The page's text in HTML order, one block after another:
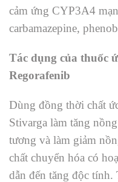
cảm ứng CYP3A4
carbamazepine,
Tác dụng của thuốc
Regorafenib
Dùng đồng thời chất
Stivarga làm tăng
tương và làm giảm
chất chuyển hóa có
dẫn đến tăng độc